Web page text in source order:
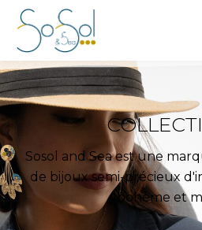
Sosol and Sea est une
de bijoux semi-précieux
bohème et